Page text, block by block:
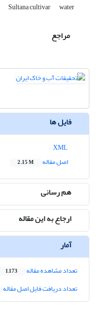
Sultana cultivar water
مراجع
فایل ها
اصل مقاله
2.15 M
هم رسانی
ارجاع به این مقاله
آمار
تعداد مشاهده مقاله 1,173
تعداد دریافت فایل اصل مقاله